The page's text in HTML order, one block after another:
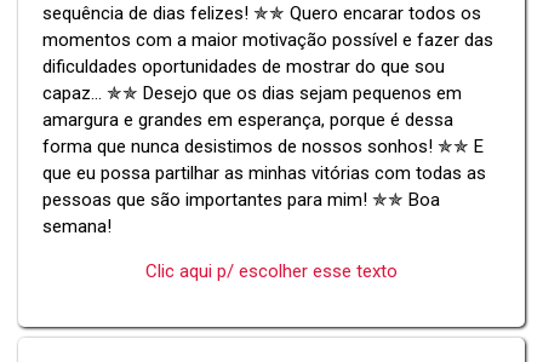
sequência de dias felizes! ✯✯ Quero encarar todos os
momentos com a maior motivação possível e fazer das
dificuldades oportunidades de mostrar do que sou
capaz... ✯✯ Desejo que os dias sejam pequenos em
amargura e grandes em esperança, porque é dessa
forma que nunca desistimos de nossos sonhos! ✯✯ E
que eu possa partilhar as minhas vitórias com todas as
pessoas que são importantes para mim! ✯✯ Boa
semana!
Clic aqui p/ escolher esse texto